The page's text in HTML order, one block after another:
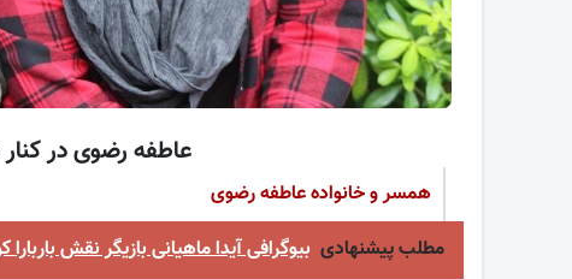
عاطفه رضوی در
همسر و خانواده عاطفه رضوی
مطلب پیشنهادی بیوگرافی آیدا ماهیانی بازیگر نقش